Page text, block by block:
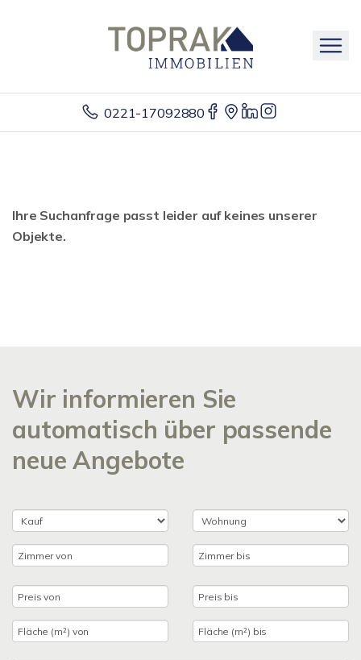
0221-17092880
Ihre Suchanfrage passt leider auf keines unserer
Objekte.
Wir informieren Sie
automatisch über passende
neue Angebote